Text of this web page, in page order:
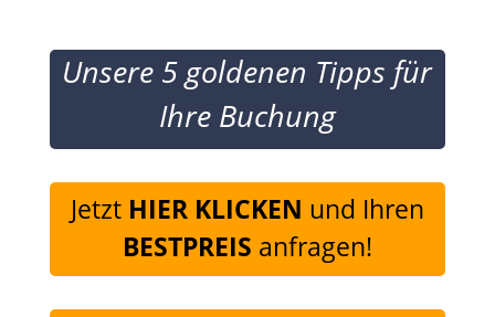
Unsere 5 goldenen Tipps für
Ihre Buchung
Jetzt HIER KLICKEN und Ihren
BESTPREIS anfragen!